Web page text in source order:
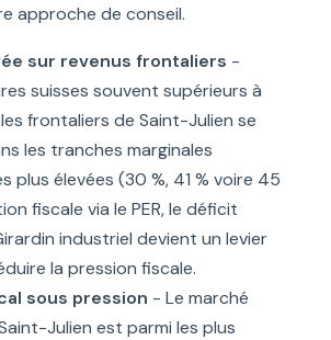
approche de conseil.
sur revenus frontaliers -
suisses souvent supérieurs à
frontaliers de Saint-Julien se
les tranches marginales
plus élevées (30 %, 41 % voire 45
fiscale via le PER, le déficit
industriel devient un levier
la pression fiscale.
sous pression - Le marché
Julien est parmi les plus